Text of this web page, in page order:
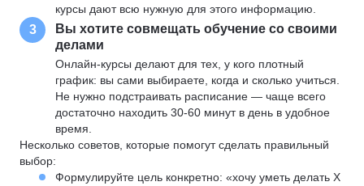
курсы дают всю нужную для этого информацию.
3
Вы хотите совмещать обучение со своими
делами
Онлайн-курсы делают для тех, у кого плотный
график: вы сами выбираете, когда и сколько учиться.
Не нужно подстраивать расписание — чаще всего
достаточно находить 30-60 минут в день в удобное
время.
Несколько советов, которые помогут сделать правильный
выбор:
Формулируйте цель конкретно: «хочу уметь делать X